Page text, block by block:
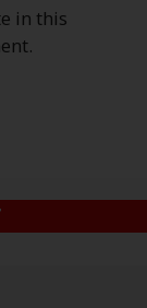
in this